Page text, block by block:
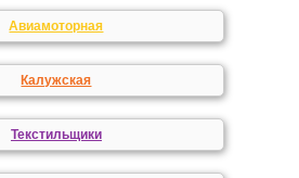
Авиамоторная
Калужская
Текстильщики